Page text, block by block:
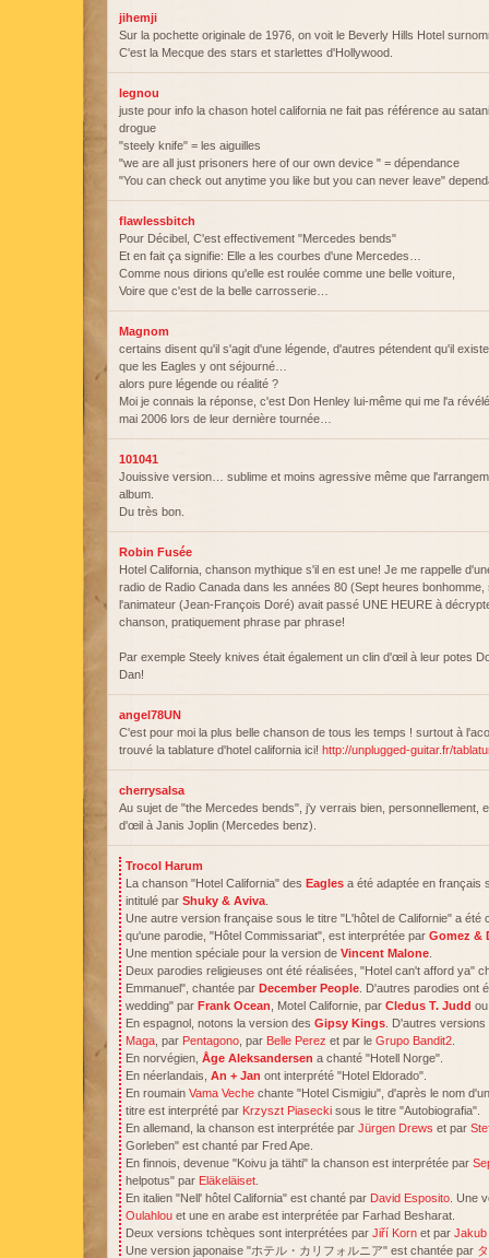
jihemji
Sur la pochette originale de 1976, on voit le Beverly Hills Hotel
C'est la Mecque des stars et starlettes d'Hollywood.
legnou
juste pour info la chason hotel california ne fait pas référence au
drogue
"steely knife" = les aiguilles
"we are all just prisoners here of our own device " = dépendance
"You can check out anytime you like but you can never leave"
flawlessbitch
Pour Décibel, C'est effectivement "Mercedes bends"
Et en fait ça signifie: Elle a les courbes d'une Mercedes…
Comme nous dirions qu'elle est roulée comme une belle voiture,
Voire que c'est de la belle carrosserie…
Magnom
certains disent qu'il s'agit d'une légende, d'autres pétendent qu'il
que les Eagles y ont séjourné…
alors pure légende ou réalité ?
Moi je connais la réponse, c'est Don Henley lui-même qui me l'a
mai 2006 lors de leur dernière tournée…
101041
Jouissive version… sublime et moins agressive même que
album.
Du très bon.
Robin Fusée
Hotel California, chanson mythique s'il en est une! Je me rappelle
radio de Radio Canada dans les années 80 (Sept heures
l'animateur (Jean-François Doré) avait passé UNE HEURE à
chanson, pratiquement phrase par phrase!
Par exemple Steely knives était également un clin d'œil à leur potes
Dan!
angel78UN
C'est pour moi la plus belle chanson de tous les temps ! surtout à
trouvé la tablature d'hotel california ici! http://unplugged-guitar.fr/
cherrysalsa
Au sujet de "the Mercedes bends", j'y verrais bien, personnellement,
d'œil à Janis Joplin (Mercedes benz).
Trocol Harum
La chanson "Hotel California" des Eagles a été adaptée en français
intitulé par Shuky & Aviva
Une autre version française sous le titre "L'hôtel de Californie" a été
qu'une parodie, "Hôtel Commissariat", est interprétée par Gomez &
Une mention spéciale pour la version de Vincent Malone
Deux parodies religieuses ont été réalisées, "Hotel can't afford ya"
Emmanuel", chantée par December People . D'autres parodies ont
wedding" par Frank Ocean , Motel Californie, par Cledus T. Judd
En espagnol, notons la version des Gipsy Kings . D'autres
Maga , par Pentagono , par Belle Perez et par le Grupo Bandit2
En norvégien, Åge Aleksandersen a chanté "Hotell Norge".
En néerlandais, An + Jan ont interprété "Hotel Eldorado".
En roumain Vama Veche chante "Hotel Cismigiu", d'après le nom
titre est interprété par Krzyszt Piasecki sous le titre "Autobiografia".
En allemand, la chanson est interprétée par Jürgen Drews et par
Gorleben" est chanté par Fred Ape.
En finnois, devenue "Koivu ja tähti" la chanson est interprétée par
helpotus" par Eläkeläiset
En italien "Nell' hôtel California" est chanté par David Esposito . Une
Oulahlou et une en arabe est interprétée par Farhad Besharat.
Deux versions tchèques sont interprétées par Jiří Korn et par Jakub
Une version japonaise "ホテル・カリフォルニア" est chantée par